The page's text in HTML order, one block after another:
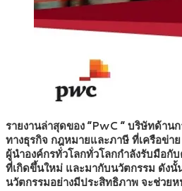
รายงานล่าสุดของ “PwC ” บริษัทด้า
ทางธุรกิจ กฎหมายและภาษี ที่เครือข่า
ผู้นำองค์กรทั่วโลกทั่วโลกกำลังรับมือกั
ที่เกิดขึ้นใหม่ และมากับนวัตกรรม ดังนั้
นวัตกรรมอย่างมีประสิทธิภาพ จะช่วย